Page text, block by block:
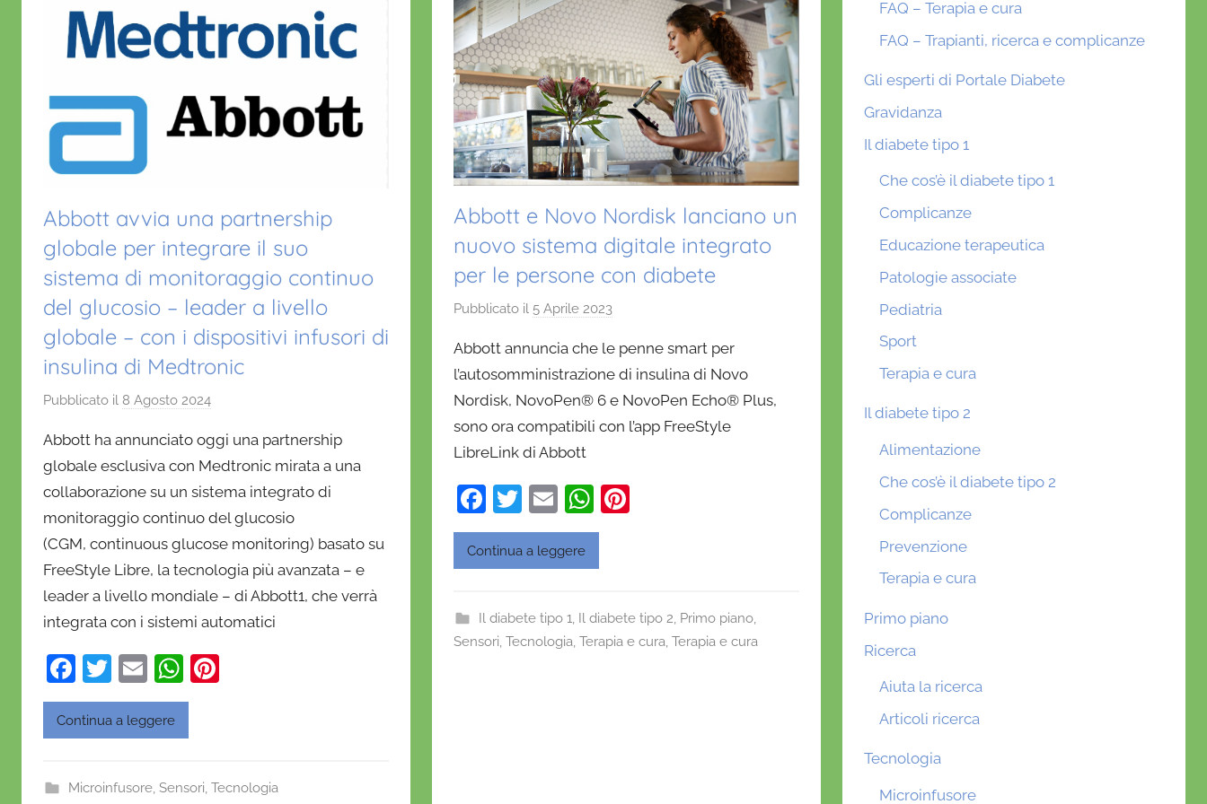
Abbott avvia una partnership
globale per integrare il suo
sistema di monitoraggio continuo
del glucosio – leader a livello
globale – con i dispositivi infusori di
insulina di Medtronic
Pubblicato il 8 Agosto 2024
D
a
n
i
e
l
O
n
o
Abbott ha annunciato oggi una partnership
globale esclusiva con Medtronic mirata a una
collaborazione su un sistema integrato di
monitoraggio continuo del glucosio
(CGM, continuous glucose monitoring) basato su
FreeStyle Libre, la tecnologia più avanzata – e
leader a livello mondiale – di Abbott1, che verrà
integrata con i sistemi automatici
F
a
c
b
T
w
itt
E
m
ai
W
h
A st
Continua a leggere
Microinfusore, Sensori, Tecnologia
Abbott e Novo Nordisk lanciano un
nuovo sistema digitale integrato
per le persone con diabete
Pubblicato il 5 Aprile 2023
D
a
n
i
a
D
o
f
Abbott annuncia che le penne smart per
l’autosomministrazione di insulina di Novo
Nordisk, NovoPen® 6 e NovoPen Echo® Plus,
sono ora compatibili con l’app FreeStyle
LibreLink di Abbott
F
a
c
b
o
T
w
itt
E
m
ai
W
h
A
p
st
Continua a leggere
Il diabete tipo 1, Il diabete tipo 2, Primo piano,
Sensori,Tecnologia,Terapia e cura,Terapia e cura
FAQ – Terapia e cura
FAQ – Trapianti, ricerca e complicanze
Gli esperti di Portale Diabete
Gravidanza
Il diabete tipo 1
Che cos’è il diabete tipo 1
Complicanze
Educazione terapeutica
Patologie associate
Pediatria
Sport
Terapia e cura
Il diabete tipo 2
Alimentazione
Che cos’è il diabete tipo 2
Complicanze
Prevenzione
Terapia e cura
Primo piano
Ricerca
Aiuta la ricerca
Articoli ricerca
Tecnologia
Microinfusore